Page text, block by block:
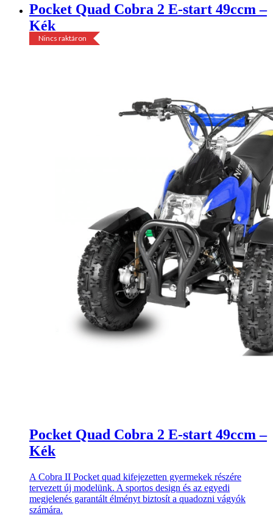
Nincs raktáron
Pocket Quad Cobra 2 E-start 49ccm –
Kék
Pocket Quad Cobra 2 E-start 49ccm –
Kék
A Cobra II Pocket quad kifejezetten gyermekek részére
tervezett új modelünk. A sportos design és az egyedi
megjelenés garantált élményt biztosít a quadozni vágyók
számára.